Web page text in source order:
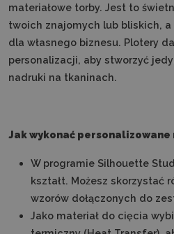
materiałowe torby. Jest to
twoich znajomych lub bliskich,
dla własnego biznesu. Plotery
personalizacji, aby stworzyć
nadruki na tkaninach.
Jak wykonać
W programie Silhouette
kształt. Możesz skorzystać
wzorów dołączonych do
Jako materiał do cięcia